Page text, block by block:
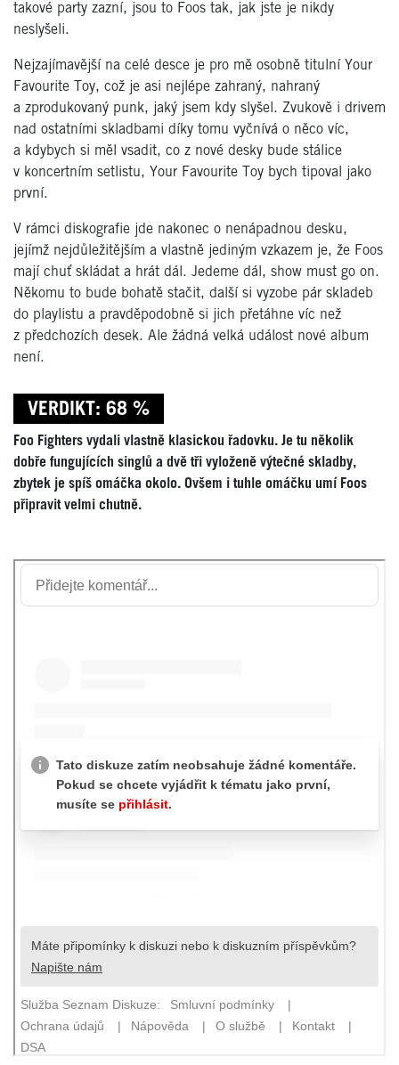
takové party zazní, jsou to Foos tak, jak jste je nikdy
neslyšeli.
Nejzajímavější na celé desce je pro mě osobně titulní Your
Favourite Toy, což je asi nejlépe zahraný, nahraný
a zprodukovaný punk, jaký jsem kdy slyšel. Zvukově i drivem
nad ostatními skladbami díky tomu vyčnívá o něco víc,
a kdybych si měl vsadit, co z nové desky bude stálice
v koncertním setlistu, Your Favourite Toy bych tipoval jako
první.
V rámci diskografie jde nakonec o nenápadnou desku,
jejímž nejdůležitějším a vlastně jediným vzkazem je, že Foos
mají chuť skládat a hrát dál. Jedeme dál, show must go on.
Někomu to bude bohatě stačit, další si vyzobe pár skladeb
do playlistu a pravděpodobně si jich přetáhne víc než
z předchozích desek. Ale žádná velká událost nové album
není.
VERDIKT: 68 %
Foo Fighters vydali vlastně klasickou řadovku. Je tu několik
dobře fungujících singlů a dvě tři vyloženě výtečné skladby,
zbytek je spíš omáčka okolo. Ovšem i tuhle omáčku umí Foos
připravit velmi chutně.